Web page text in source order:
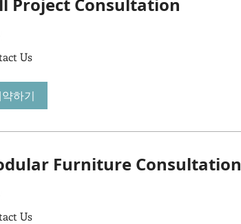
Us
하기
Furniture Consultation
Us